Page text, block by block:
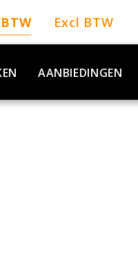
Excl BTW
AANBIEDINGEN